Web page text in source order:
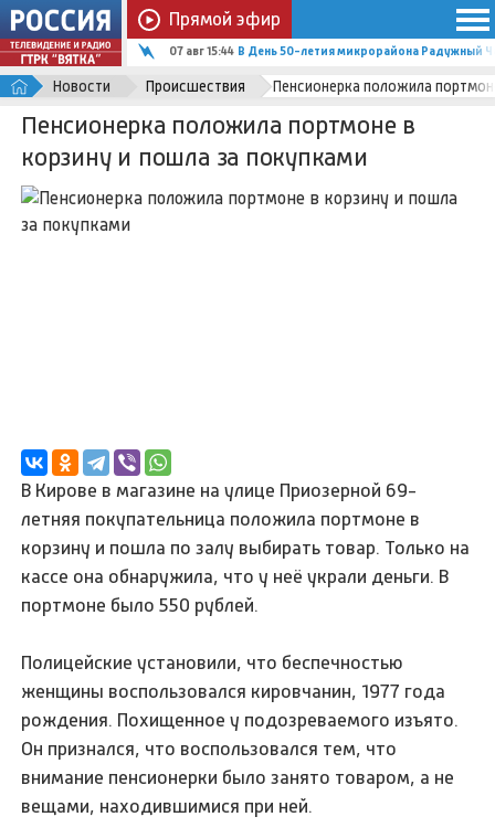
Прямой эфир
07 авг 15:44 В День 50-летия микрорайона Радужный
Новости Происшествия Пенсионерка положила
Пенсионерка положила портмоне в
корзину и пошла за покупками
В Кирове в магазине на улице Приозерной 69-
летняя покупательница положила портмоне в
корзину и пошла по залу выбирать товар. Только на
кассе она обнаружила, что у неё украли деньги. В
портмоне было 550 рублей.
Полицейские установили, что беспечностью
женщины воспользовался кировчанин, 1977 года
рождения. Похищенное у подозреваемого изъято.
Он признался, что воспользовался тем, что
внимание пенсионерки было занято товаром, а не
вещами, находившимися при ней.